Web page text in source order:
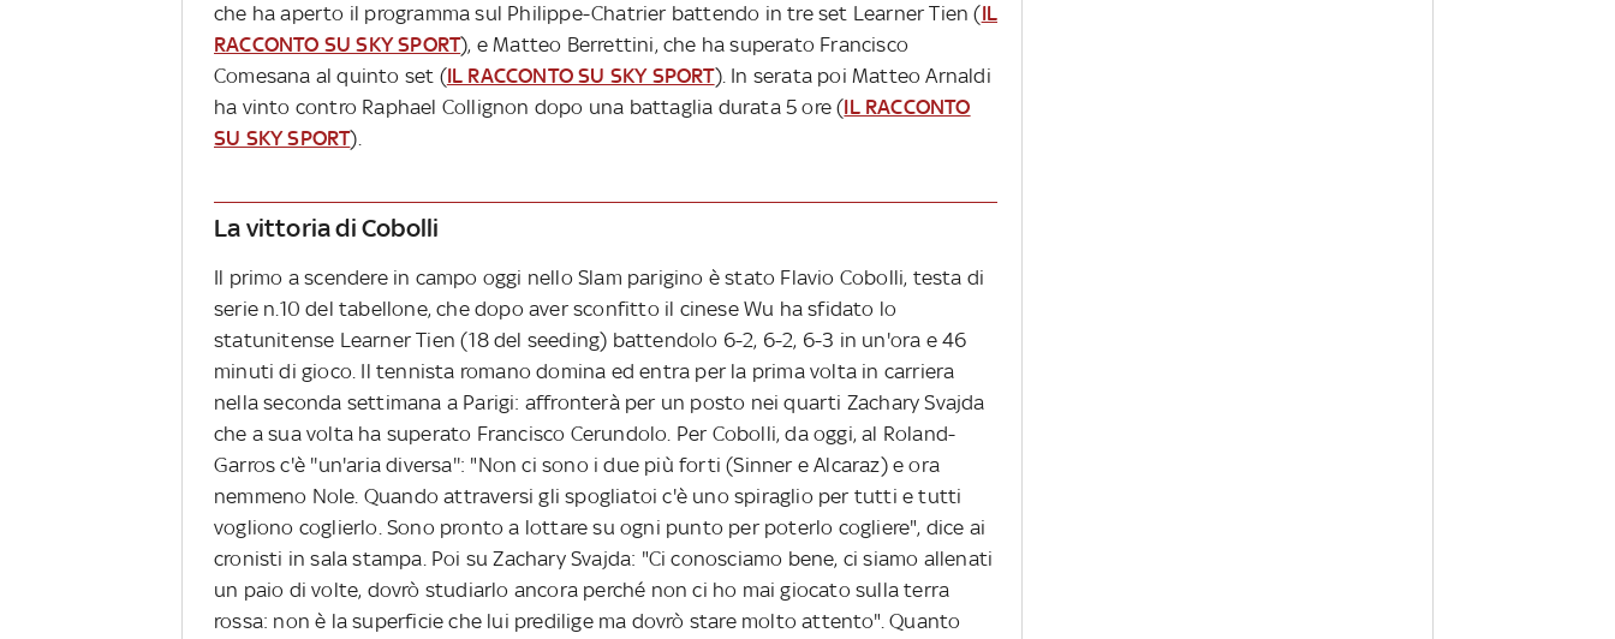
che ha aperto il programma sul Philippe-Chatrier battendo in tre set Learner Tien (IL
RACCONTO SU SKY SPORT), e Matteo Berrettini, che ha superato Francisco
Comesana al quinto set (IL RACCONTO SU SKY SPORT). In serata poi Matteo Arnaldi
ha vinto contro Raphael Collignon dopo una battaglia durata 5 ore (IL RACCONTO
SU SKY SPORT).
La vittoria di Cobolli
Il primo a scendere in campo oggi nello Slam parigino è stato Flavio Cobolli, testa di
serie n.10 del tabellone, che dopo aver sconfitto il cinese Wu ha sfidato lo
statunitense Learner Tien (18 del seeding) battendolo 6-2, 6-2, 6-3 in un'ora e 46
minuti di gioco. Il tennista romano domina ed entra per la prima volta in carriera
nella seconda settimana a Parigi: affronterà per un posto nei quarti Zachary Svajda
che a sua volta ha superato Francisco Cerundolo. Per Cobolli, da oggi, al Roland-
Garros c'è ''un'aria diversa'': "Non ci sono i due più forti (Sinner e Alcaraz) e ora
nemmeno Nole. Quando attraversi gli spogliatoi c'è uno spiraglio per tutti e tutti
vogliono coglierlo. Sono pronto a lottare su ogni punto per poterlo cogliere", dice ai
cronisti in sala stampa. Poi su Zachary Svajda: "Ci conosciamo bene, ci siamo allenati
un paio di volte, dovrò studiarlo ancora perché non ci ho mai giocato sulla terra
rossa: non è la superficie che lui predilige ma dovrò stare molto attento". Quanto